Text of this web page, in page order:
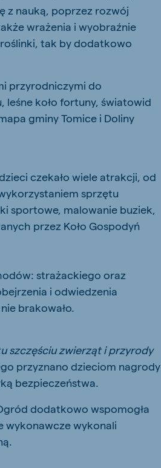
z nauką, poprzez rozwój
wrażenia i wyobraźnie
tak by dodatkowo
przyrodniczymi do
koło fortuny, światowid
gminy Tomice i Doliny
czekało wiele atrakcji, od
sprzętu
sportowe, malowanie buziek,
przez Koło Gospodyń
strażackiego oraz
i odwiedzenia
brakowało.
szczęściu zwierząt i przyrody
przyznano dzieciom nagrody
bezpieczeństwa.
dodatkowo wspomogła
wykonawcze wykonali